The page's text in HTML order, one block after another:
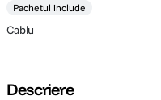
Pachetul include
Cablu
Descriere